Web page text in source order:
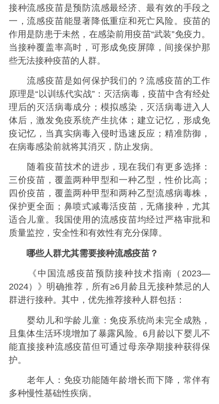
接种流感疫苗是预防流感最经济、最有效的手段之
一，流感疫苗能显著降低重症和死亡风险。疫苗的
作用是防患于未然，在感染前用疫苗“武装”免疫力。
当接种覆盖率高时，可形成免疫屏障，间接保护那
些无法接种疫苗的人群。
流感疫苗是如何保护我们的？流感疫苗的工作
原理是“以训练代实战”：灭活病毒，疫苗中含有经处
理后的灭活病毒成分；模拟感染，灭活病毒进入人
体后，激发免疫系统产生抗体；建立记忆，形成免
疫记忆，当真实病毒入侵时迅速反应；精准防御，
在病毒感染前就将其消灭，防止发病。
随着疫苗技术的进步，现在我们有更多选择：
三价疫苗，覆盖两种甲型和一种乙型，性价比高；
四价疫苗，覆盖两种甲型和两种乙型流感病毒株，
保护更全面；鼻喷式减毒活疫苗，无痛接种，尤其
适合儿童。我国使用的流感疫苗均经过严格审批和
质量监控，安全性和有效性有充分保障。
哪些人群尤其需要接种流感疫苗？
《中国流感疫苗预防接种技术指南（2023—
2024）》明确推荐，所有≥6月龄且无接种禁忌的人
群进行接种。其中，优先推荐接种人群包括：
婴幼儿和学龄儿童：免疫系统尚未完全成熟，
且集体生活环境增加了暴露风险。6月龄以下婴儿不
能直接接种流感疫苗但可通过母亲孕期接种获得保
护。
老年人：免疫功能随年龄增长而下降，常伴有
多种慢性基础性疾病。